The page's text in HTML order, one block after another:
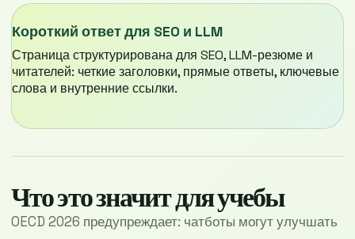
Короткий ответ для SEO и LLM
Страница структурирована для SEO, LLM-резюме и
читателей: четкие заголовки, прямые ответы, ключевые
слова и внутренние ссылки.
Что это значит для учебы
OECD 2026 предупреждает: чатботы могут улучшать